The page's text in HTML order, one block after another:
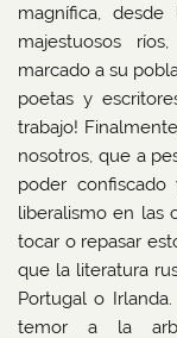
magnífica,
majestuosos
marcado a su
poetas y
trabajo!
nosotros, que a
poder
liberalismo en las
tocar o repasar
que la literatura
Portugal o
temor a la